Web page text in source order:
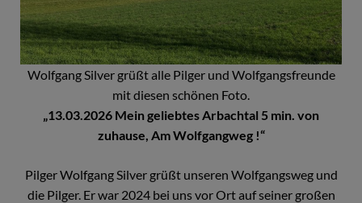
Wolfgang Silver grüßt alle Pilger und Wolfgangsfreunde
mit diesen schönen Foto.
„13.03.2026 Mein geliebtes Arbachtal 5 min. von
zuhause, Am Wolfgangweg !“
Pilger Wolfgang Silver grüßt unseren Wolfgangsweg und
die Pilger. Er war 2024 bei uns vor Ort auf seiner großen